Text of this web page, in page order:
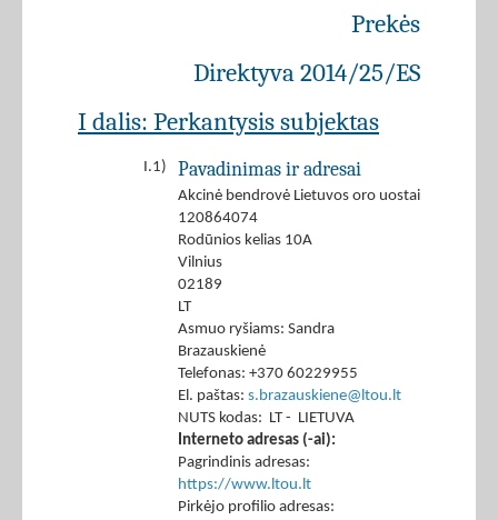
Prekės
Direktyva 2014/25/ES
I dalis: Perkantysis subjektas
I.1) Pavadinimas ir adresai
Akcinė bendrovė Lietuvos oro uostai
120864074
Rodūnios kelias 10A
Vilnius
02189
LT
Asmuo ryšiams: Sandra
Brazauskienė
Telefonas: +370 60229955
El. paštas: s.brazauskiene@ltou.lt
NUTS kodas: LT - LIETUVA
Interneto adresas (-ai):
Pagrindinis adresas:
https://www.ltou.lt
Pirkėjo profilio adresas: